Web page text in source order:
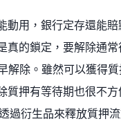
動用，銀行定存還能賠
真的鎖定，要解除通常
解除。雖然可以獲得質
質押有等待期也很不方
過衍生品來釋放質押